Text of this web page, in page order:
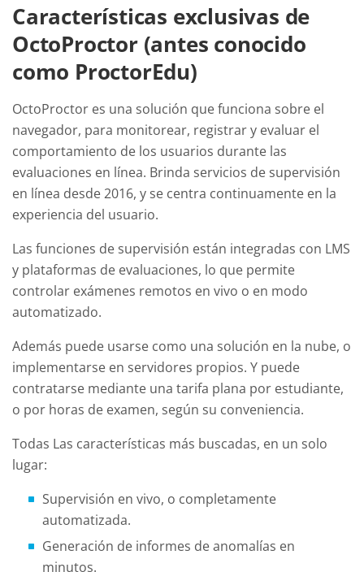
Características exclusivas de
OctoProctor (antes conocido
como ProctorEdu)
OctoProctor es una solución que funciona sobre el
navegador, para monitorear, registrar y evaluar el
comportamiento de los usuarios durante las
evaluaciones en línea. Brinda servicios de supervisión
en línea desde 2016, y se centra continuamente en la
experiencia del usuario.
Las funciones de supervisión están integradas con LMS
y plataformas de evaluaciones, lo que permite
controlar exámenes remotos en vivo o en modo
automatizado.
Además puede usarse como una solución en la nube, o
implementarse en servidores propios. Y puede
contratarse mediante una tarifa plana por estudiante,
o por horas de examen, según su conveniencia.
Todas Las características más buscadas, en un solo
lugar:
Supervisión en vivo, o completamente
automatizada.
Generación de informes de anomalías en
minutos.